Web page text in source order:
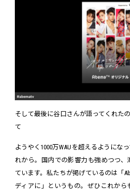
そして最後に谷口さんが語ってくれた
て
ようやく1000万WAUを超えるようにな
れから。国内での影響力も強めつつ
ています。私たちが掲げているのは「
ディアに」というもの。ぜひこれか